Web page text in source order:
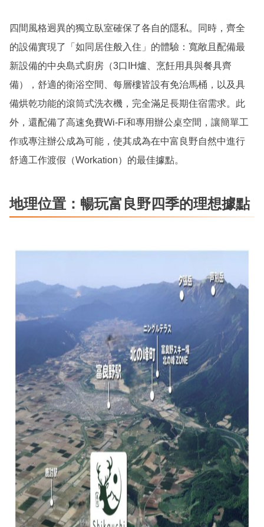
四間風格迥異的獨立臥室確保了各自的隱私。同時，齊全
的設備實現了「如同居住般入住」的體驗：寬敞且配備最
新設備的中央島式廚房（3口IH爐、烹飪用具與餐具齊
備），舒適的衛浴空間、每層樓皆設有免治馬桶，以及具
備烘乾功能的滾筒式洗衣機，完全滿足長期住宿需求。此
外，還配備了高速免費Wi-Fi和專用辦公桌空間，讓簡單工
作或專注辦公成為可能，使其成為在中富良野自然中進行
舒適工作渡假（Workation）的最佳據點。
地理位置：暢玩富良野四季的理想據點